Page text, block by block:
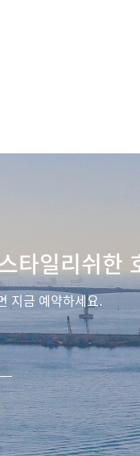
타일리쉬한
지금 예약하세요.